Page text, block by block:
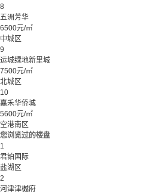
8
五洲芳华
6500元/㎡
中城区
9
运城绿地新里城
7500元/㎡
北城区
10
嘉禾华侨城
5600元/㎡
空港南区
您浏览过的楼盘
1
君铂国际
盐湖区
2
河津津樾府